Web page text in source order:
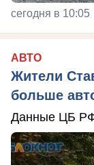
сегодня в 10:05
АВТО
Жители
больше
Данные ЦБ